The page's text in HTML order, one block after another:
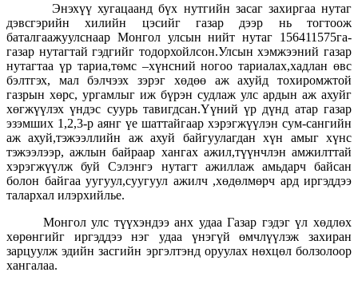
Энэхүү хугацаанд бүх нутгийн засаг захиргаа нутаг
дэвсгэрийн хилийн цэсийг газар дээр нь тогтоож
баталгаажуулснаар Монгол улсын нийт нутаг 156411575га-
газар нутагтай гэдгийг тодорхойлсон.Улсын хэмжээний газар
нутагтаа үр тариа,төмс –хүнсний ногоо тариалах,хадлан өвс
бэлтгэх, мал бэлчээх зэрэг хөдөө аж ахуйд тохиромжтой
газрын хөрс, ургамлыг иж бүрэн судлаж улс ардын аж ахуйг
хөгжүүлэх үндэс суурь тавигдсан.Үүний үр дүнд атар газар
эзэмших 1,2,3-р аянг үе шаттайгаар хэрэгжүүлэн сум-сангийн
аж ахуй,тэжээллийн аж ахуй байгуулагдан хүн амыг хүнс
тэжээлээр, ажлын байраар хангах ажил,түүнчлэн амжилттай
хэрэгжүүлж буй Сэлэнгэ нутагт ажиллаж амьдарч байсан
болон байгаа уугуул,суугуул ажилч ,хөдөлмөрч ард иргэддээ
талархал илэрхийлье.
Монгол улс түүхэндээ анх удаа Газар гэдэг үл хөдлөх
хөрөнгийг иргэддээ нэг удаа үнэгүй өмчлүүлэж захиран
зарцуулж эдийн засгийн эргэлтэнд оруулах нөхцөл болзолоор
хангалаа.